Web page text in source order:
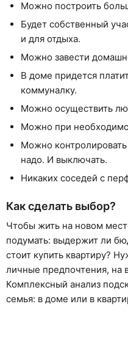
Можно построить
Будет собственный
и для отдыха.
Можно завести
В доме придется
коммуналку.
Можно осуществить
Можно при
Можно
надо. И выключать.
Никаких соседей с
Как сделать выбор?
Чтобы жить на новом
подумать: выдержит ли
стоит купить квартиру?
личные предпочтения, на
Комплексный анализ
семья: в доме или в